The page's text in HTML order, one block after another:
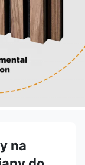
na